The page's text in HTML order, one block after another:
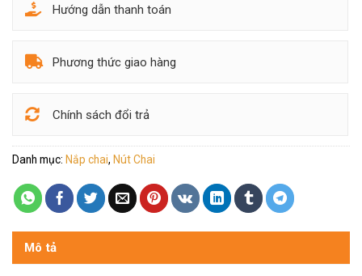
Hướng dẫn thanh toán
Phương thức giao hàng
Chính sách đổi trả
Danh mục: Nắp chai, Nút Chai
Mô tả